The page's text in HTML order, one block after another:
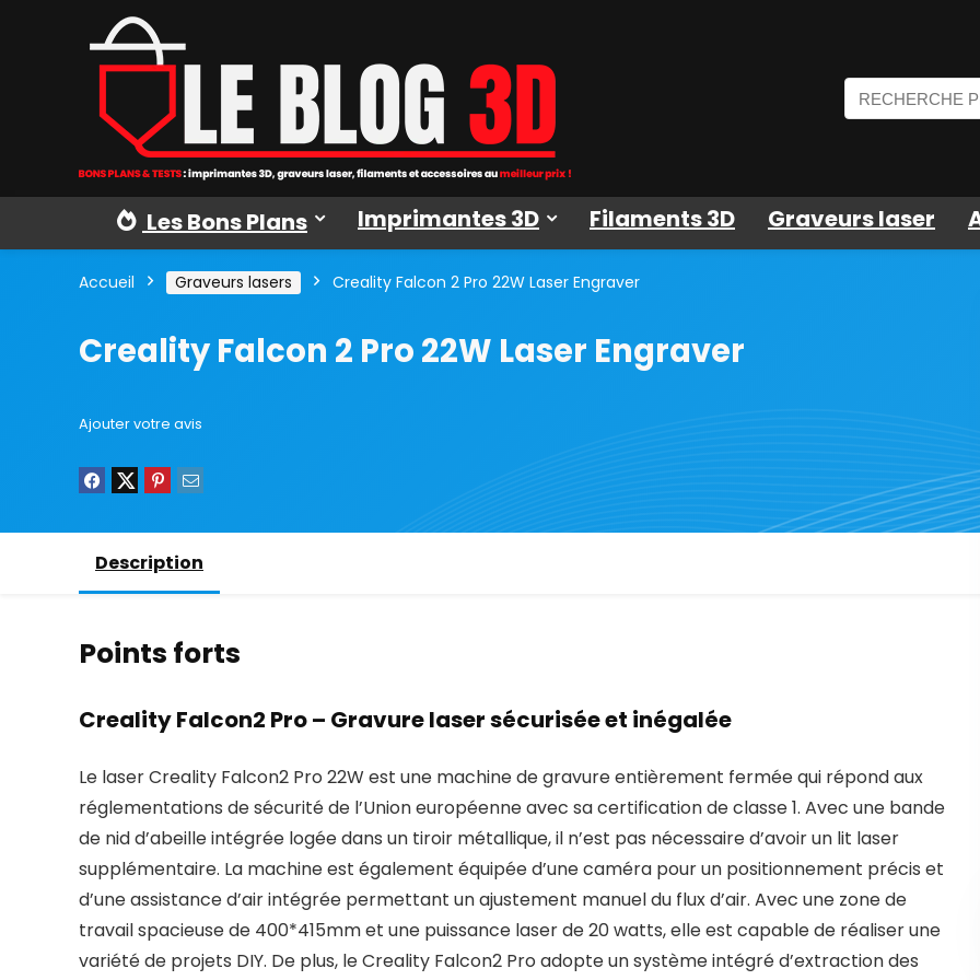
Les Bons Plans Imprimantes 3D Filaments 3D Graveurs laser
Accueil Graveurs lasers Creality Falcon 2 Pro 22W Laser Engraver
Creality Falcon 2 Pro 22W Laser Engraver
Ajouter votre avis
Description
Points forts
Creality Falcon2 Pro – Gravure laser sécurisée et inégalée
Le laser Creality Falcon2 Pro 22W est une machine de gravure entièrement fermée qui répond aux
réglementations de sécurité de l’Union européenne avec sa certification de classe 1. Avec une bande
de nid d’abeille intégrée logée dans un tiroir métallique, il n’est pas nécessaire d’avoir un lit laser
supplémentaire. La machine est également équipée d’une caméra pour un positionnement précis et
d’une assistance d’air intégrée permettant un ajustement manuel du flux d’air. Avec une zone de
travail spacieuse de 400*415mm et une puissance laser de 20 watts, elle est capable de réaliser une
variété de projets DIY. De plus, le Creality Falcon2 Pro adopte un système intégré d’extraction des